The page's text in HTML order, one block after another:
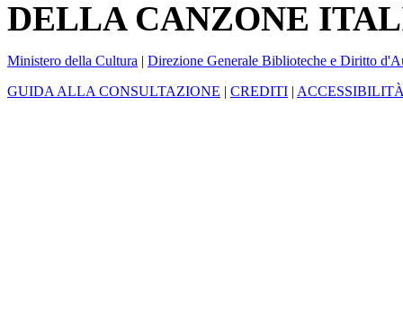
DELLA CANZONE
Ministero della Cultura | Direzione Generale Biblioteche e Diritto
GUIDA ALLA CONSULTAZIONE | CREDITI |